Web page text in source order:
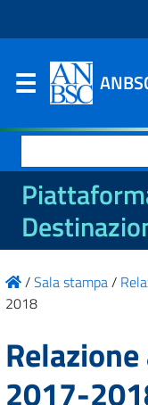
per:
/Sala stampa/
2018
2017-